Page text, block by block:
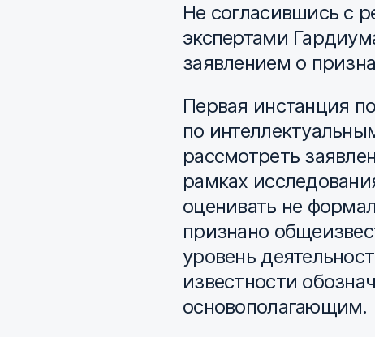
Не согласившись с
экспертами
заявлением о
Первая инстанция
по
рассмотреть
рамках
оценивать не
признано
уровень
известности
основополагающим.